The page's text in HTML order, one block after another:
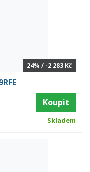
24% / -2 283 Kč
Koupit
Skladem